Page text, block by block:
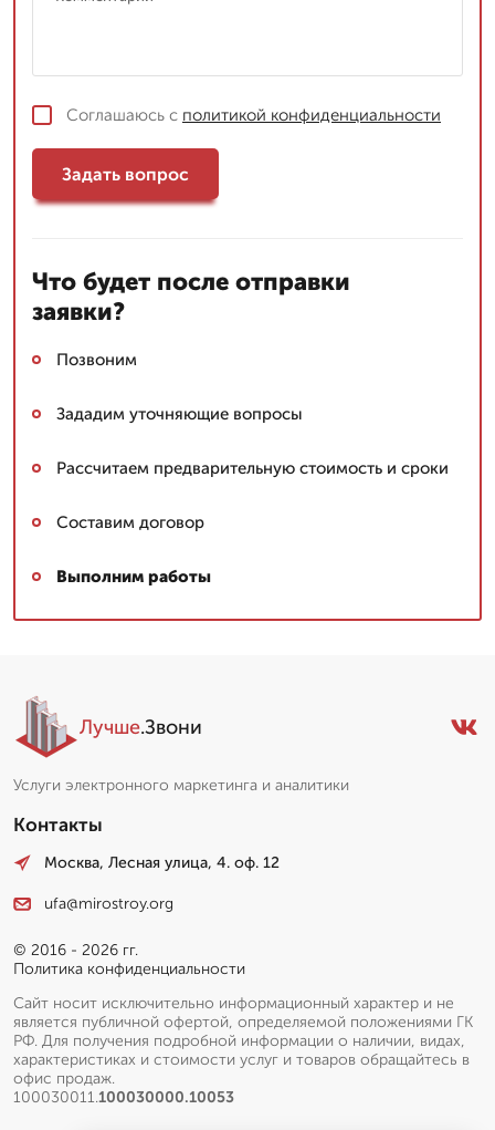
Соглашаюсь с политикой конфиденциальности
Задать вопрос
Что будет после отправки
заявки?
Позвоним
Зададим уточняющие вопросы
Рассчитаем предварительную стоимость и сроки
Составим договор
Выполним работы
Лучше.Звони
Услуги электронного маркетинга и аналитики
Контакты
Москва, Лесная улица, 4. оф. 12
ufa@mirostroy.org
© 2016 - 2026 гг.
Политика конфиденциальности
Сайт носит исключительно информационный характер и не
является публичной офертой, определяемой положениями ГК
РФ. Для получения подробной информации о наличии, видах,
характеристиках и стоимости услуг и товаров обращайтесь в
офис продаж.
100030011.100030000.10053